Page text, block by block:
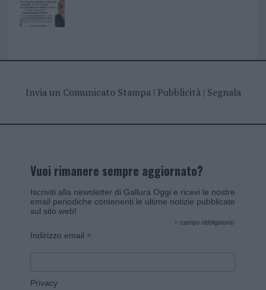
Invia un Comunicato Stampa| Pubblicità| Segnala
Vuoi rimanere sempre aggiornato?
Iscriviti alla newsletter di Gallura Oggi e ricevi le nostre
email periodiche contenenti le ultime notizie pubblicate
sul sito web!
* campo obbligatorio
Indirizzo email *
Privacy